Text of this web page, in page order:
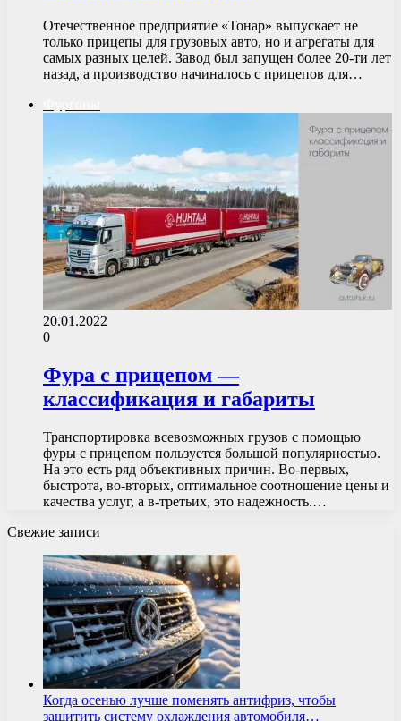
Отечественное предприятие «Тонар» выпускает не
только прицепы для грузовых авто, но и агрегаты для
самых разных целей. Завод был запущен более 20-ти лет
назад, а производство начиналось с прицепов для…
20.01.2022
0
Фура с прицепом —
классификация и габариты
Транспортировка всевозможных грузов с помощью
фуры с прицепом пользуется большой популярностью.
На это есть ряд объективных причин. Во-первых,
быстрота, во-вторых, оптимальное соотношение цены и
качества услуг, а в-третьих, это надежность.…
Свежие записи
Когда осенью лучше поменять антифриз, чтобы
защитить систему охлаждения автомобиля…